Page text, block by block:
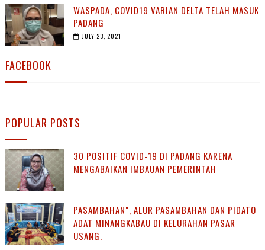
WASPADA, COVID19 VARIAN DELTA TELAH MASUK
PADANG
JULY 23, 2021
FACEBOOK
POPULAR POSTS
30 POSITIF COVID-19 DI PADANG KARENA
MENGABAIKAN IMBAUAN PEMERINTAH
PASAMBAHAN", ALUR PASAMBAHAN DAN PIDATO
ADAT MINANGKABAU DI KELURAHAN PASAR
USANG.